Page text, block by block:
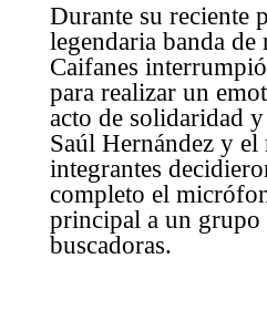
Durante su reciente
legendaria banda
Caifanes
para realizar un
acto de solidaridad
Saúl Hernández y el
integrantes
completo el
principal a un grupo
buscadoras.